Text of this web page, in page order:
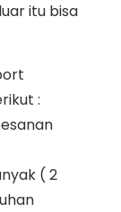
itu bisa
:
( 2